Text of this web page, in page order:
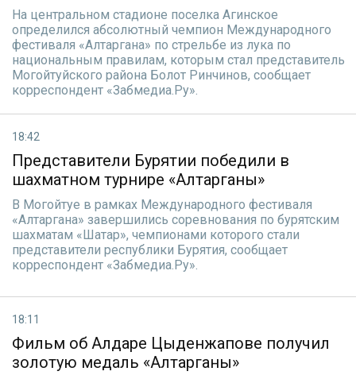
На центральном стадионе поселка Агинское
определился абсолютный чемпион Международного
фестиваля «Алтаргана» по стрельбе из лука по
национальным правилам, которым стал представитель
Могойтуйского района Болот Ринчинов, сообщает
корреспондент «Забмедиа.Ру».
18:42
Представители Бурятии победили в
шахматном турнире «Алтарганы»
В Могойтуе в рамках Международного фестиваля
«Алтаргана» завершились соревнования по бурятским
шахматам «Шатар», чемпионами которого стали
представители республики Бурятия, сообщает
корреспондент «Забмедиа.Ру».
18:11
Фильм об Алдаре Цыденжапове получил
золотую медаль «Алтарганы»